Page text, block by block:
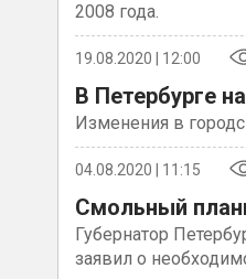
2008 года.
19.08.2020 | 12:00
В Петербурге
Изменения в
04.08.2020 | 11:15
Смольный
Губернатор
заявил о